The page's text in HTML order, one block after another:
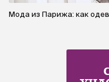
Мода из Парижа: как